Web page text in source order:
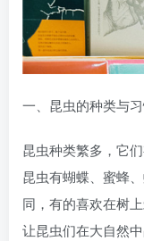
一、昆虫的种类与
昆虫种类繁多，它
昆虫有蝴蝶、蜜蜂
同，有的喜欢在树
让昆虫们在大自然中